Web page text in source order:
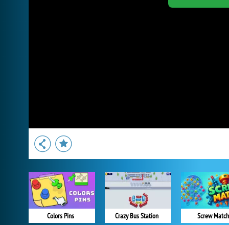
Colors Pins Crazy Bus Station Screw Match